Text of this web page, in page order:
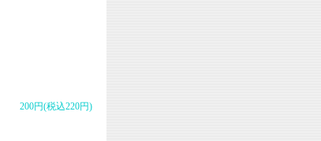
200円(税込220円)